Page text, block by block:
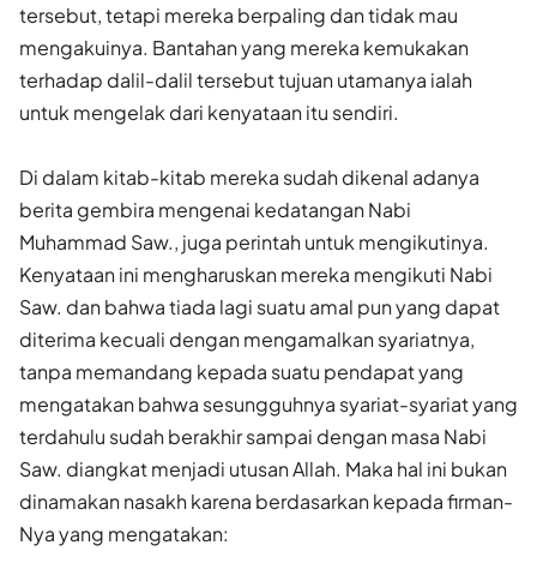
tersebut, tetapi mereka berpaling dan tidak mau
mengakuinya. Bantahan yang mereka kemukakan
terhadap dalil-dalil tersebut tujuan utamanya ialah
untuk mengelak dari kenyataan itu sendiri.
Di dalam kitab-kitab mereka sudah dikenal adanya
berita gembira mengenai kedatangan Nabi
Muhammad Saw., juga perintah untuk mengikutinya.
Kenyataan ini mengharuskan mereka mengikuti Nabi
Saw. dan bahwa tiada lagi suatu amal pun yang dapat
diterima kecuali dengan mengamalkan syariatnya,
tanpa memandang kepada suatu pendapat yang
mengatakan bahwa sesungguhnya syariat-syariat yang
terdahulu sudah berakhir sampai dengan masa Nabi
Saw. diangkat menjadi utusan Allah. Maka hal ini bukan
dinamakan nasakh karena berdasarkan kepada firman-
Nya yang mengatakan: